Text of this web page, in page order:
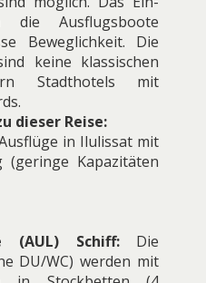
Ausflugsboote
Beweglichkeit. Die
keine klassischen
Stadthotels mit
dieser Reise:
in Ilulissat mit
(geringe Kapazitäten
(AUL) Schiff:Die
DU/WC) werden mit